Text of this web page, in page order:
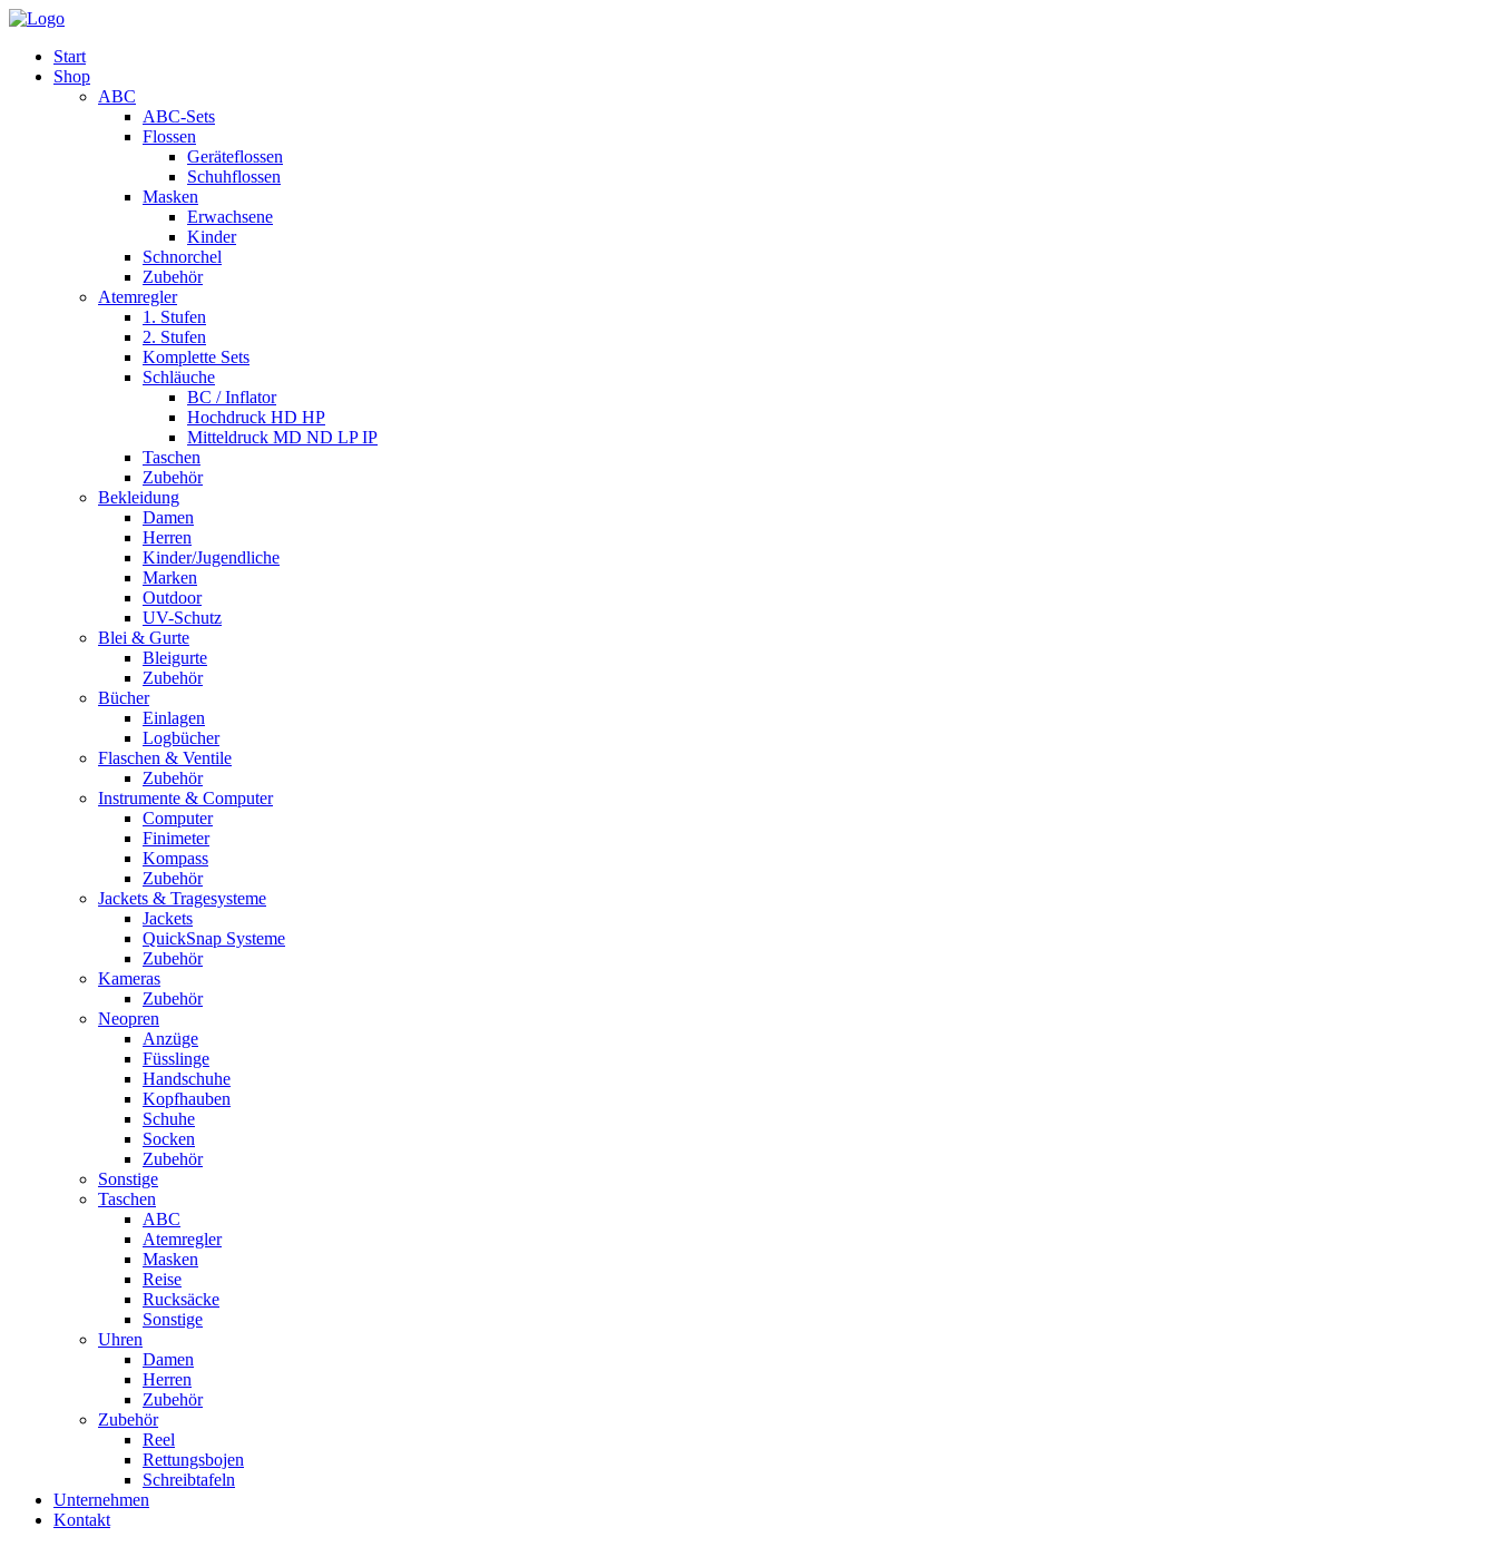
Start
Shop
ABC
ABC-Sets
Flossen
Geräteflossen
Schuhflossen
Masken
Erwachsene
Kinder
Schnorchel
Zubehör
Atemregler
1. Stufen
2. Stufen
Komplette Sets
Schläuche
BC / Inflator
Hochdruck HD HP
Mitteldruck MD ND LP IP
Taschen
Zubehör
Bekleidung
Damen
Herren
Kinder/Jugendliche
Marken
Outdoor
UV-Schutz
Blei & Gurte
Bleigurte
Zubehör
Bücher
Einlagen
Logbücher
Flaschen & Ventile
Zubehör
Instrumente & Computer
Computer
Finimeter
Kompass
Zubehör
Jackets & Tragesysteme
Jackets
QuickSnap Systeme
Zubehör
Kameras
Zubehör
Neopren
Anzüge
Füsslinge
Handschuhe
Kopfhauben
Schuhe
Socken
Zubehör
Sonstige
Taschen
ABC
Atemregler
Masken
Reise
Rucksäcke
Sonstige
Uhren
Damen
Herren
Zubehör
Zubehör
Reel
Rettungsbojen
Schreibtafeln
Unternehmen
Kontakt